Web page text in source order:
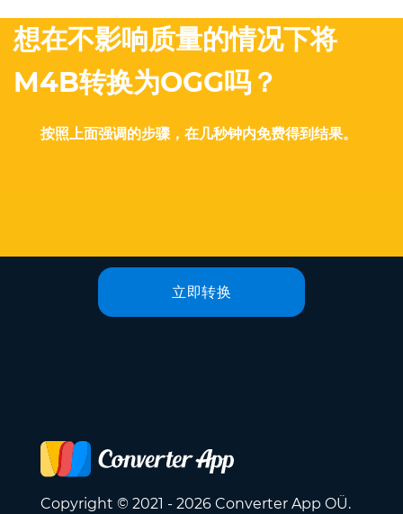
想在不影响质量的情况下将
M4B转换为OGG吗？
按照上面强调的步骤，在几秒钟内免费得到结果。
立即转换
Copyright © 2021 - 2026 Converter App OÜ.